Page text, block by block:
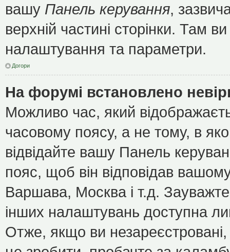
вашу Панель керування,
верхній частині сторінки. Там
налаштування та параметри.
Догори
На форумі встановлено
Можливо час, який
часовому поясу, а не тому, в
відвідайте вашу Панель
пояс, щоб він відповідав
Варшава, Москва і т.д.
інших налаштувань доступна
Отже, якщо ви